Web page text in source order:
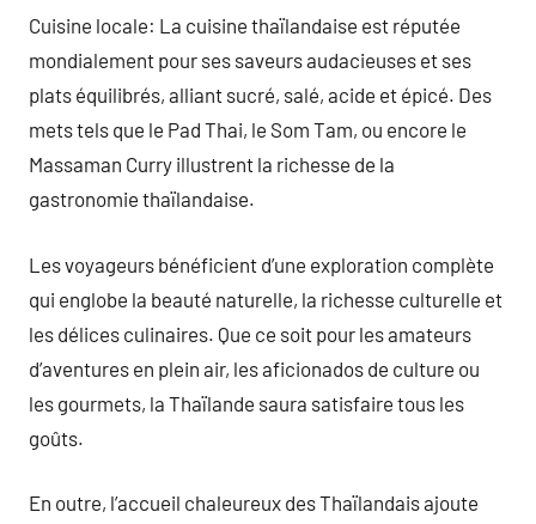
Cuisine locale: La cuisine thaïlandaise est réputée
mondialement pour ses saveurs audacieuses et ses
plats équilibrés, alliant sucré, salé, acide et épicé. Des
mets tels que le Pad Thai, le Som Tam, ou encore le
Massaman Curry illustrent la richesse de la
gastronomie thaïlandaise.
Les voyageurs bénéficient d’une exploration complète
qui englobe la beauté naturelle, la richesse culturelle et
les délices culinaires. Que ce soit pour les amateurs
d’aventures en plein air, les aficionados de culture ou
les gourmets, la Thaïlande saura satisfaire tous les
goûts.
En outre, l’accueil chaleureux des Thaïlandais ajoute